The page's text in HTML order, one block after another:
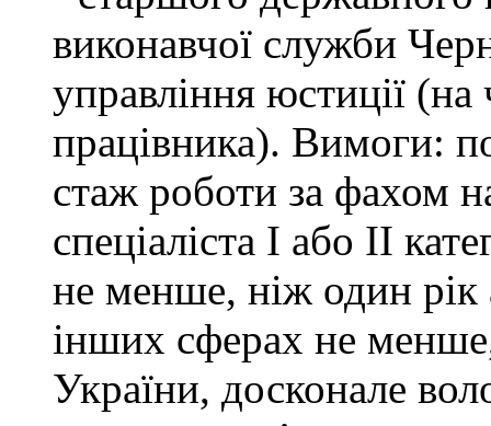
виконавчої служби
управління юстиції (на
працівника). Вимоги:
стаж роботи за фахом
спеціаліста І або ІІ
не менше, ніж один
інших сферах не
України, досконале